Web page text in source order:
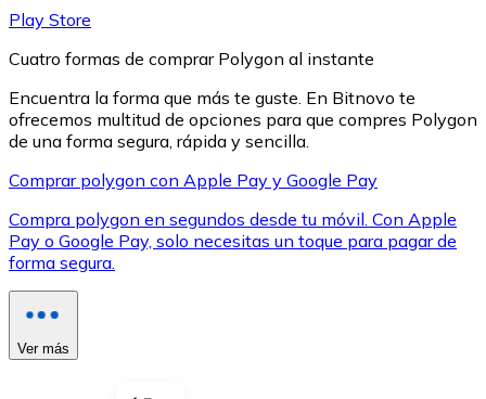
XRP
XRP
Ver todo
Play Store
Cuatro formas de comprar Polygon al instante
Encuentra la forma que más te guste. En Bitnovo te
ofrecemos multitud de opciones para que compres Polygon
de una forma segura, rápida y sencilla.
Comprar polygon con Apple Pay y Google Pay
Compra polygon en segundos desde tu móvil. Con Apple
Pay o Google Pay, solo necesitas un toque para pagar de
forma segura.
Ver más